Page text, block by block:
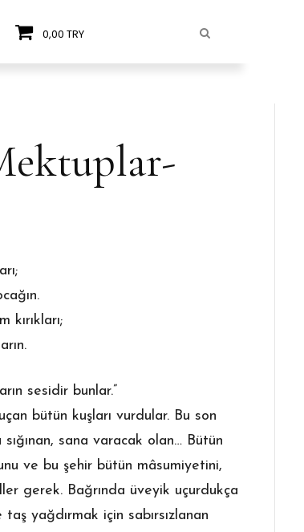
0,00 TRY
sesidir bunlar.”
bütün kuşları vurdular. Bu son
sana varacak olan… Bütün
ve bu şehir bütün mâsumiyetini,
gerek. Bağrında üveyik uçurdukça
yağdırmak için sabırsızlanan